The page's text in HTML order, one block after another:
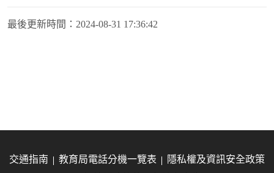
最後更新時間： 2024-08-31 17:36:42
交通指南 教育局電話分機一覽表
隱私權及資訊安全政策